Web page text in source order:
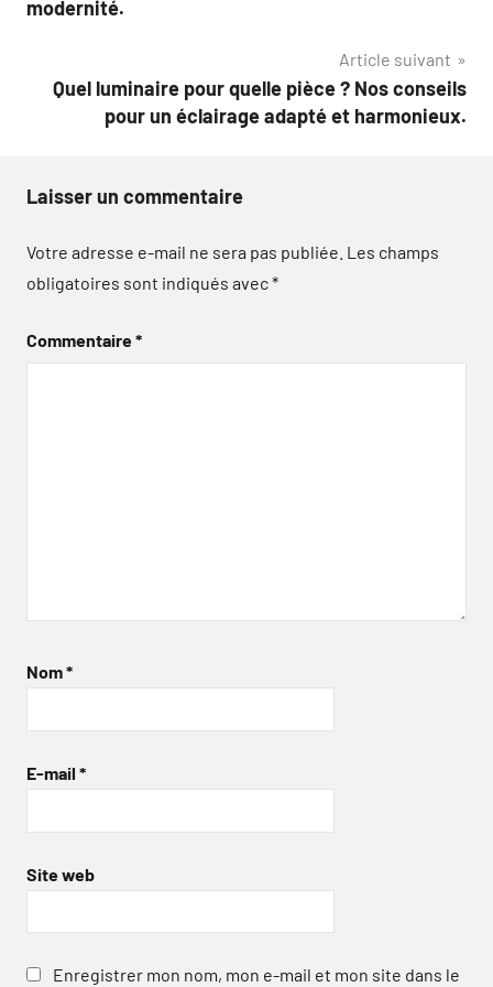
modernité.
Article suivant
Quel luminaire pour quelle pièce ? Nos conseils
pour un éclairage adapté et harmonieux.
Laisser un commentaire
Votre adresse e-mail ne sera pas publiée. Les champs
obligatoires sont indiqués avec*
Commentaire*
Nom*
E-mail *
Site web
Enregistrer mon nom, mon e-mail et mon site dans le